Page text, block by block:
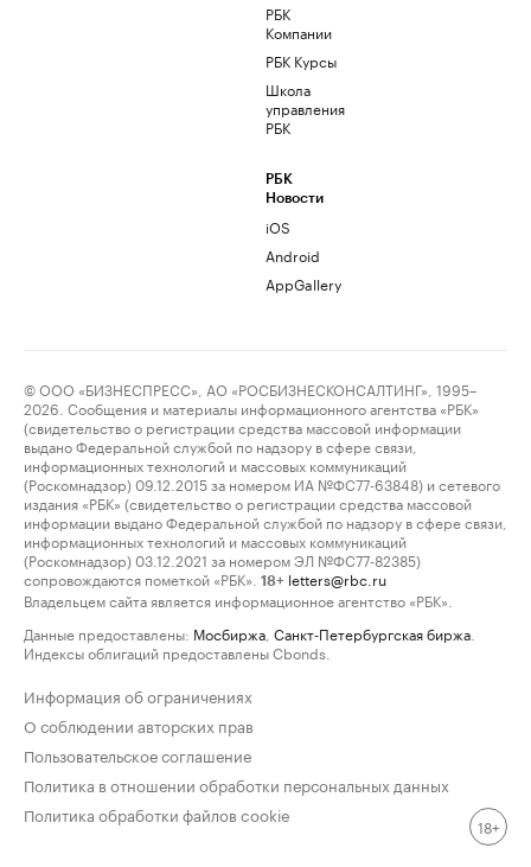
РБК
Компании
РБК Курсы
Школа
управления
РБК
РБК
Новости
iOS
Android
AppGallery
© ООО «БИЗНЕСПРЕСС», АО «РОСБИЗНЕСКОНСАЛТИНГ», 1995–
2026. Сообщения и материалы информационного агентства «РБК»
(свидетельство о регистрации средства массовой информации
выдано Федеральной службой по надзору в сфере связи,
информационных технологий и массовых коммуникаций
(Роскомнадзор) 09.12.2015 за номером ИА №ФС77-63848) и сетевого
издания «РБК» (свидетельство о регистрации средства массовой
информации выдано Федеральной службой по надзору в сфере связи,
информационных технологий и массовых коммуникаций
(Роскомнадзор) 03.12.2021 за номером ЭЛ №ФС77-82385)
сопровождаются пометкой «РБК».
18+ letters@rbc.ru
Владельцем сайта является информационное агентство «РБК».
Данные предоставлены: Мосбиржа Санкт-Петербургская биржа
Индексы облигаций предоставлены Cbonds.
Информация об ограничениях
О соблюдении авторских прав
Пользовательское соглашение
Политика в отношении обработки персональных данных
Политика обработки файлов cookie
18+